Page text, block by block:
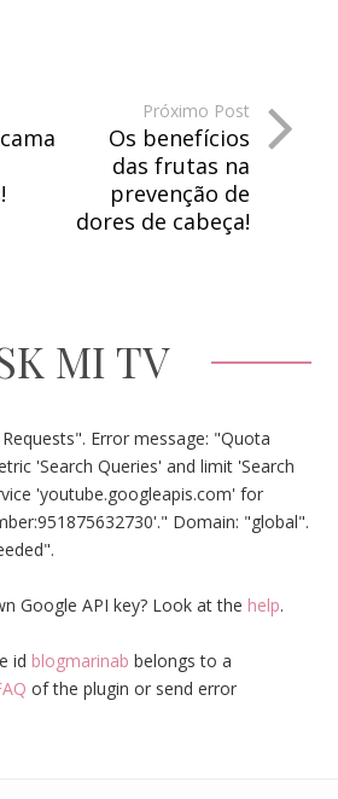
Próximo Post
Os benefícios
das frutas na
prevenção de
dores de cabeça!
MI TV
Error message: "Quota
'Search Queries' and limit 'Search
'youtube.googleapis.com' for
Domain: "global".
Google API key? Look at the help.
id blogmarinab belongs to a
of the plugin or send error